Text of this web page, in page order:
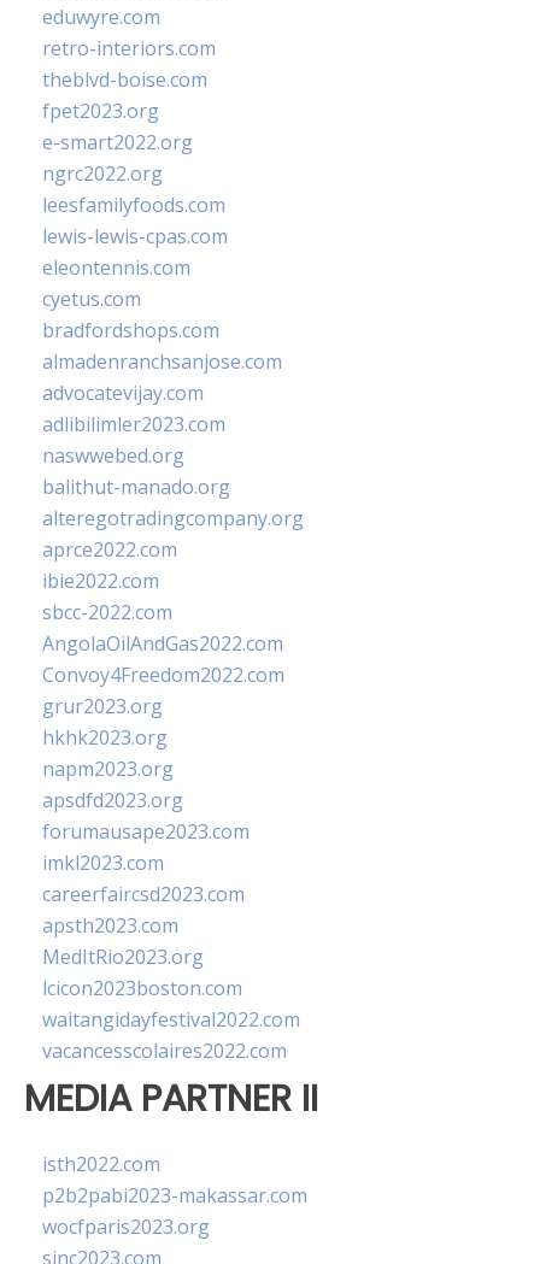
eduwyre.com
retro-interiors.com
theblvd-boise.com
fpet2023.org
e-smart2022.org
ngrc2022.org
leesfamilyfoods.com
lewis-lewis-cpas.com
eleontennis.com
cyetus.com
bradfordshops.com
almadenranchsanjose.com
advocatevijay.com
adlibilimler2023.com
naswwebed.org
balithut-manado.org
alteregotradingcompany.org
aprce2022.com
ibie2022.com
sbcc-2022.com
AngolaOilAndGas2022.com
Convoy4Freedom2022.com
grur2023.org
hkhk2023.org
napm2023.org
apsdfd2023.org
forumausape2023.com
imkl2023.com
careerfaircsd2023.com
apsth2023.com
MedItRio2023.org
lcicon2023boston.com
waitangidayfestival2022.com
vacancesscolaires2022.com
MEDIA PARTNER II
isth2022.com
p2b2pabi2023-makassar.com
wocfparis2023.org
sinc2023.com